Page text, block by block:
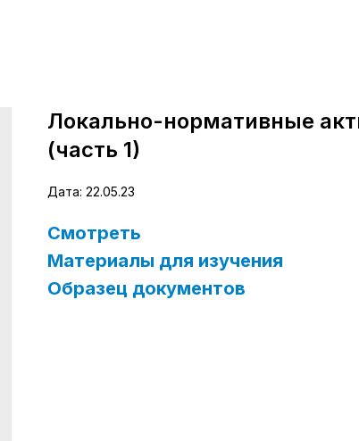
Локально-нормативные
(часть 1)
Дата: 22.05.23
Смотреть
Материалы для изучения
Образец документов